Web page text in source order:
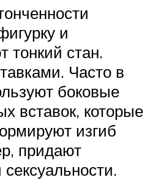
и
тонкий стан.
Часто в
боковые
вставок, которые
изгиб
придают